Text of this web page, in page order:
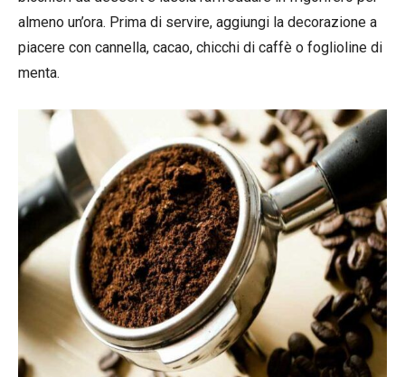
almeno un’ora. Prima di servire, aggiungi la decorazione a
piacere con cannella, cacao, chicchi di caffè o foglioline di
menta.